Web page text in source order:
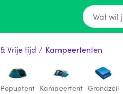
Wat wil
Vrije tijd / Kampeertenten
Popuptent Kampeertent Grondzeil